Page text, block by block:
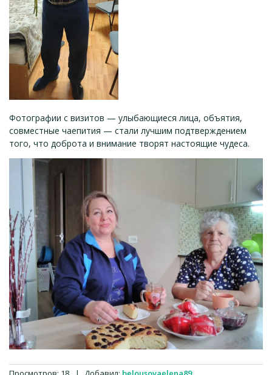
Фотографии с визитов — улыбающиеся лица, объятия,
совместные чаепития — стали лучшим подтверждением
того, что доброта и внимание творят настоящие чудеса.